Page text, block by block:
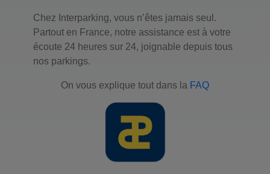
Chez Interparking, vous n’êtes jamais seul.
Partout en France, notre assistance est à votre
écoute 24 heures sur 24, joignable depuis tous
nos parkings.
On vous explique tout dans la FAQ